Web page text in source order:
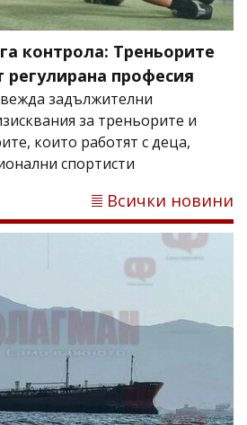
контрола: Треньорите
регулирана професия
задължителни
за треньорите и
които работят с деца,
спортисти
Всички новини